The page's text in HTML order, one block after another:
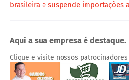
brasileira e suspende importações
Aqui a sua empresa é destaque.
Clique e visite nossos patrocinadores